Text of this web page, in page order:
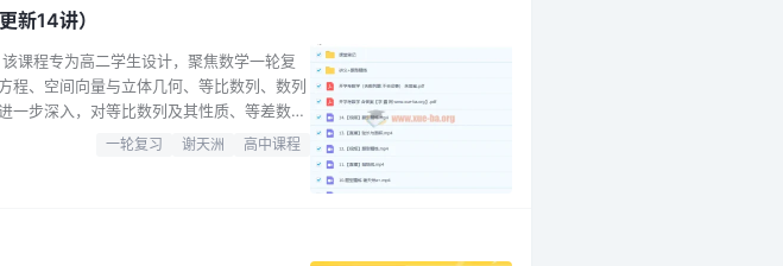
新14讲）
课程专为高二学生设计，聚焦数学一轮复
程、空间向量与立体几何、等比数列、数列
一步深入，对等比数列及其性质、等差数列
相关资料辅助。课程由谢天洲老师精心打
和吸收。无论是基础薄弱想要夯实基础的
一轮复习 谢天洲 高中课程